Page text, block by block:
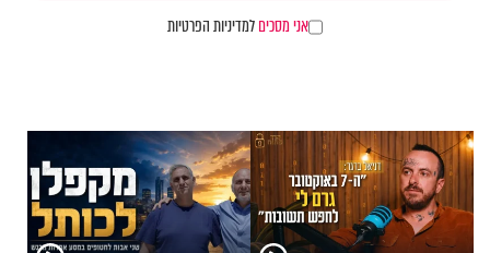
אני מסכיםלמדיניות הפרטיות